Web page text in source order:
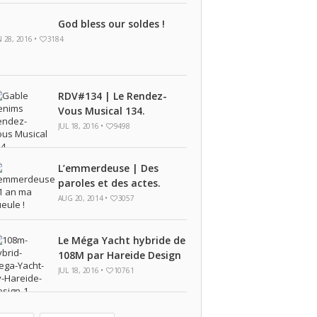
God bless our soldes !
28, 2016 • 3184
RDV#134 | Le Rendez-
Vous Musical 134.
JUL 18, 2016 • 9498
L’emmerdeuse | Des
paroles et des actes.
AUG 20, 2014 • 3057
Le Méga Yacht hybride de
108M par Hareide Design
JUL 18, 2016 • 10761